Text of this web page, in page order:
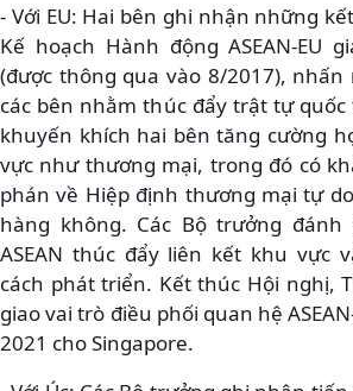
- Với EU: Hai bên ghi nhận những
Kế hoạch Hành động ASEAN-EU
(được thông qua vào 8/2017),
các bên nhằm thúc đẩy trật tự
khuyến khích hai bên tăng cường
vực như thương mại, trong đó có
phán về Hiệp định thương mại tự do
hàng không. Các Bộ trưởng
ASEAN thúc đẩy liên kết khu vực
cách phát triển. Kết thúc Hội nghị,
giao vai trò điều phối quan hệ
2021 cho Singapore.